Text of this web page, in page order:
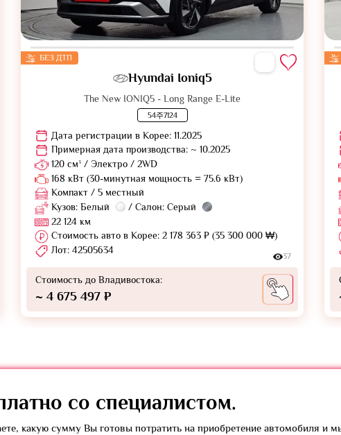
БЕЗ ДТП
Hyundai Ioniq5
The New IONIQ5 - Long Range E-Lite
54주7124
Дата регистрации в Корее: 11.2025
Примерная дата производства: ~ 10.2025
120 см³ / Электро / 2WD
168 кВт (30-минутная мощность = 75.6 кВт)
Компакт / 5 местный
Кузов: Белый
/ Салон: Серый
22 124 км
Стоимость авто в Корее: 2 178 363 ₽ (35 300 000 ₩)
Лот: 42505634
37
Стоимость до Владивостока:
~ 4 675 497 ₽
со специалистом.
какую сумму Вы готовы потратить на приобретение автомобиля и